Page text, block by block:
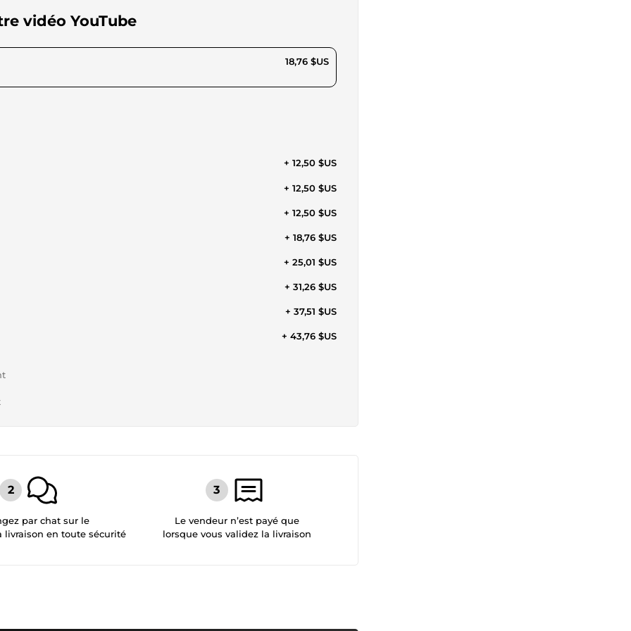
vidéo YouTube
18,76 $US
+ 12,50 $US
+ 12,50 $US
+ 12,50 $US
+ 18,76 $US
+ 25,01 $US
+ 31,26 $US
+ 37,51 $US
+ 43,76 $US
par chat sur le
livraison en toute sécurité
Le vendeur n’est payé que
lorsque vous validez la livraison